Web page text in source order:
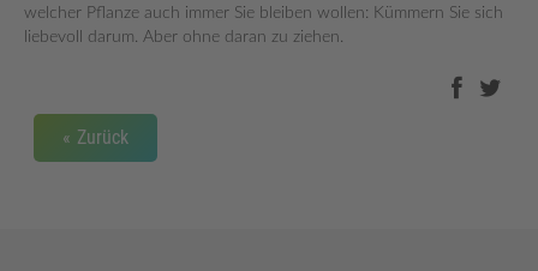
welcher Pflanze auch immer Sie bleiben wollen: Kümmern Sie sich
liebevoll darum. Aber ohne daran zu ziehen.
Zurück